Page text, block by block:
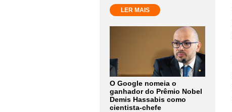
LER MAIS
O Google nomeia o
ganhador do Prêmio Nobel
Demis Hassabis como
cientista-chefe